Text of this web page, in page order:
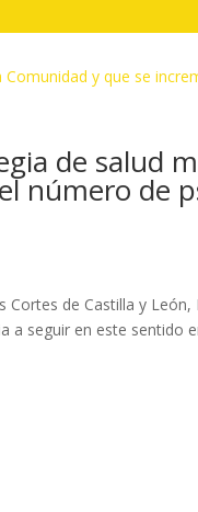
de salud
número de
de Castilla y
a seguir en este sentido